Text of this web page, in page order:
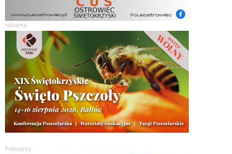
reklama
Polecamy